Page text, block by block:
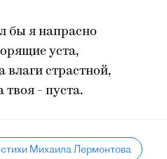
бы я напрасно
уста,
влаги страстной,
твоя - пуста.
Михаила Лермонтова